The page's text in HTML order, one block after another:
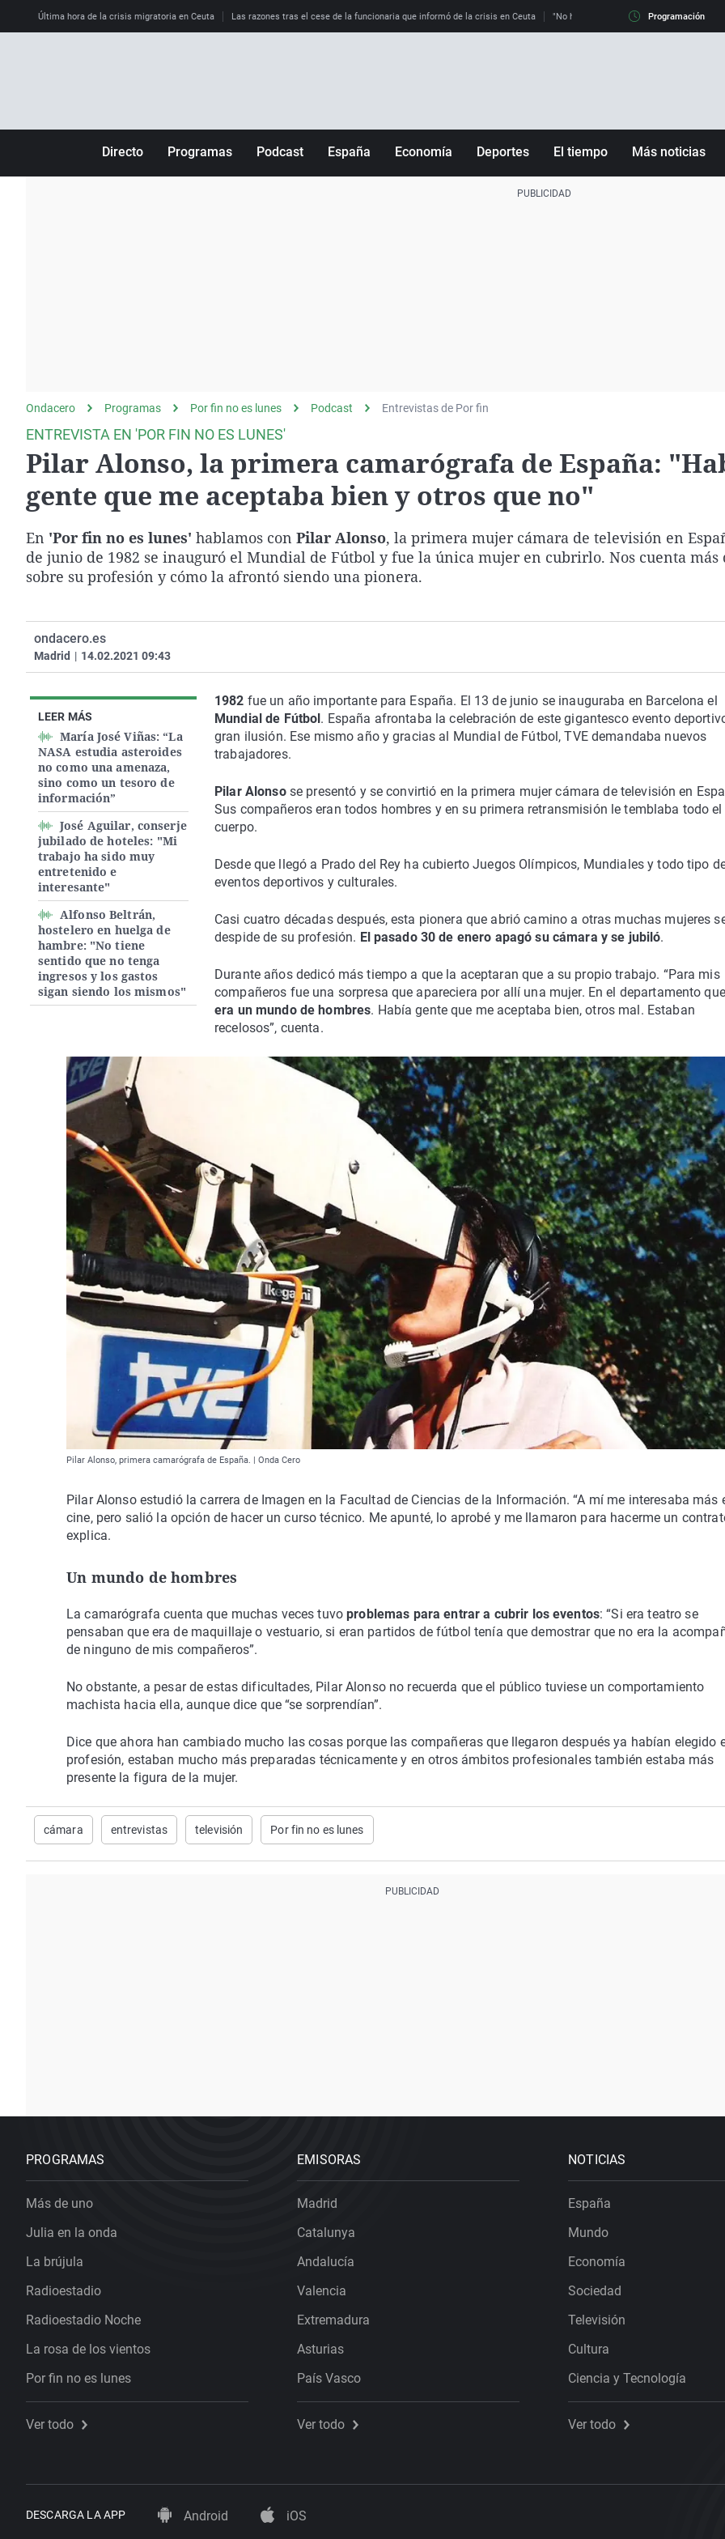
Última hora de la crisis migratoria en Ceuta Las razones tras el cese de la funcionaria que informó de la crisis en Ceuta "No hay mafias, que no nos engañen":
Programación
Directo Programas
gato
Podcast
Operación Viuda
Negra
España Economía Deportes El tiempo Más noticias
Ondacero Programas Por fin no es lunes Podcast Entrevistas de Por fin
ENTREVISTA EN 'POR FIN NO ES LUNES'
Pilar Alonso, la primera camarógrafa de España:
gente que me aceptaba bien y otros que no"
En 'Por fin no es lunes' hablamos con Pilar Alonso, la primera mujer cámara de televisión en
de junio de 1982 se inauguró el Mundial de Fútbol y fue la única mujer en cubrirlo. Nos cuenta más
sobre su profesión y cómo la afrontó siendo una pionera.
ondacero.es
Madrid | 14.02.2021 09:43
LEER MÁS
María José Viñas: “La
NASA estudia asteroides
no como una amenaza,
sino como un tesoro de
información”
José Aguilar, conserje
jubilado de hoteles: "Mi
trabajo ha sido muy
entretenido e
interesante"
Alfonso Beltrán,
hostelero en huelga de
hambre: "No tiene
sentido que no tenga
ingresos y los gastos
sigan siendo los mismos"
1982 fue un año importante para España. El 13 de junio se inauguraba en Barcelona el
Mundial de Fútbol. España afrontaba la celebración de este gigantesco evento
gran ilusión. Ese mismo año y gracias al Mundial de Fútbol, TVE demandaba nuevos
trabajadores.
Pilar Alonso se presentó y se convirtió en la primera mujer cámara de televisión en
Sus compañeros eran todos hombres y en su primera retransmisión le temblaba todo el
cuerpo.
Desde que llegó a Prado del Rey ha cubierto Juegos Olímpicos, Mundiales y todo tipo
eventos deportivos y culturales.
Casi cuatro décadas después, esta pionera que abrió camino a otras muchas mujeres
despide de su profesión. El pasado 30 de enero apagó su cámara y se jubiló.
Durante años dedicó más tiempo a que la aceptaran que a su propio trabajo. “Para mis
compañeros fue una sorpresa que apareciera por allí una mujer. En el departamento
era un mundo de hombres. Había gente que me aceptaba bien, otros mal. Estaban
recelosos”, cuenta.
Pilar Alonso, primera camarógrafa de España. | Onda Cero
Pilar Alonso estudió la carrera de Imagen en la Facultad de Ciencias de la Información. “A mí me interesaba más
cine, pero salió la opción de hacer un curso técnico. Me apunté, lo aprobé y me llamaron para hacerme un
explica.
Un mundo de hombres
La camarógrafa cuenta que muchas veces tuvoproblemas para entrar a cubrir los eventos: “Si era teatro se
pensaban que era de maquillaje o vestuario, si eran partidos de fútbol tenía que demostrar que no era la
de ninguno de mis compañeros”.
No obstante, a pesar de estas dificultades, Pilar Alonso no recuerda que el público tuviese un comportamiento
machista hacia ella, aunque dice que “se sorprendían”.
Dice que ahora han cambiado mucho las cosas porque las compañeras que llegaron después ya habían elegido
profesión, estaban mucho más preparadas técnicamente y en otros ámbitos profesionales también estaba más
presente la figura de la mujer.
cámara entrevistas televisión Por fin no es lunes
PROGRAMAS
Más de uno
Julia en la onda
La brújula
Radioestadio
Radioestadio Noche
La rosa de los vientos
Por fin no es lunes
Ver todo
EMISORAS
Madrid
Catalunya
Andalucía
Valencia
Extremadura
Asturias
País Vasco
Ver todo
NOTICIAS
España
Mundo
Economía
Sociedad
Televisión
Cultura
Ciencia y Tecnología
Ver todo
DESCARGA LA APP Android iOS